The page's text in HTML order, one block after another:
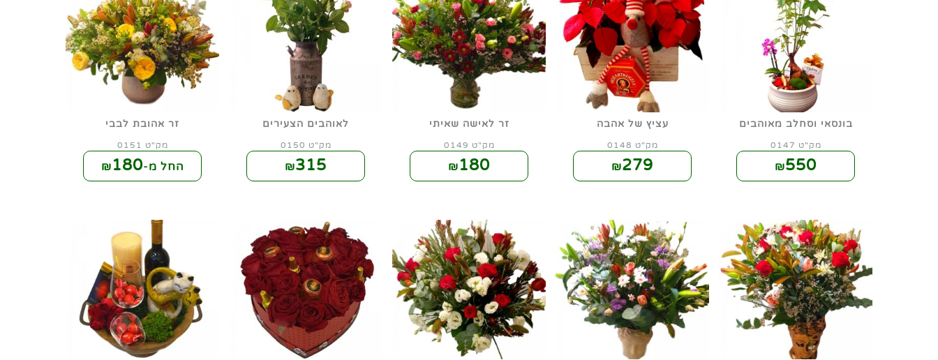
בונסאי וסחלב מאוהבים
מק"ט 0147
₪550
עציץ של אהבה
מק"ט 0148
₪279
זר לאישה שאיתי
מק"ט 0149
₪ 180
לאוהבים הצעירים
מק"ט 0150
₪315
זר אהובת לבבי
מק"ט 0151
החל מ-₪180